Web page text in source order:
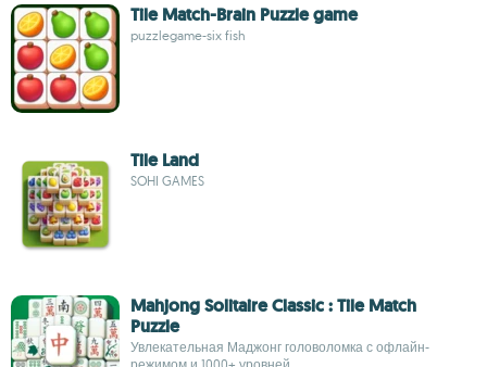
Tile Match-Brain Puzzle game
puzzlegame-six fish
Tile Land
SOHI GAMES
Mahjong Solitaire Classic : Tile Match
Puzzle
Увлекательная Маджонг головоломка с офлайн-